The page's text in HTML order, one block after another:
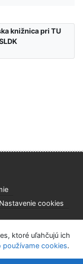
knižnica pri TU
Nastavenie cookies
Slovakia, s.r.o.
ktoré uľahčujú ich
používame cookies.